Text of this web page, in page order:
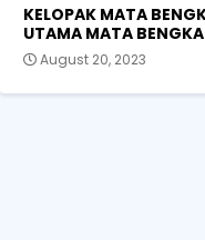
KELOPAK MATA
UTAMA MATA
August 20, 2023